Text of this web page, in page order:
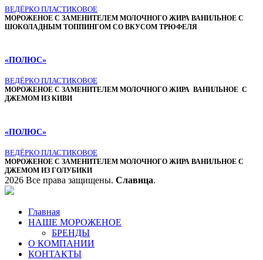
ВЕДЁРКО ПЛАСТИКОВОЕ
МОРОЖЕНОЕ С ЗАМЕНИТЕЛЕМ МОЛОЧНОГО ЖИРА ВАНИЛЬНОЕ С
ШОКОЛАДНЫМ ТОППИНГОМ СО ВКУСОМ ТРЮФЕЛЯ
«ПОЛЮС»
ВЕДЁРКО ПЛАСТИКОВОЕ
МОРОЖЕНОЕ С ЗАМЕНИТЕЛЕМ МОЛОЧНОГО ЖИРА ВАНИЛЬНОЕ С
ДЖЕМОМ ИЗ КИВИ
«ПОЛЮС»
ВЕДЁРКО ПЛАСТИКОВОЕ
МОРОЖЕНОЕ С ЗАМЕНИТЕЛЕМ МОЛОЧНОГО ЖИРА ВАНИЛЬНОЕ С
ДЖЕМОМ ИЗ ГОЛУБИКИ
2026 Все права защищены. Славица.
Главная
НАШЕ МОРОЖЕНОЕ
БРЕНДЫ
О КОМПАНИИ
КОНТАКТЫ